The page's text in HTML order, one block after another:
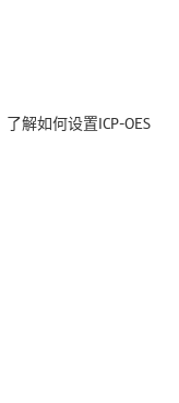
解如何设置ICP-OES